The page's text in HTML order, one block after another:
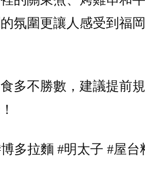
氛圍更讓人感受到福
多不勝數，建議提前
多拉麵 #明太子 #屋台